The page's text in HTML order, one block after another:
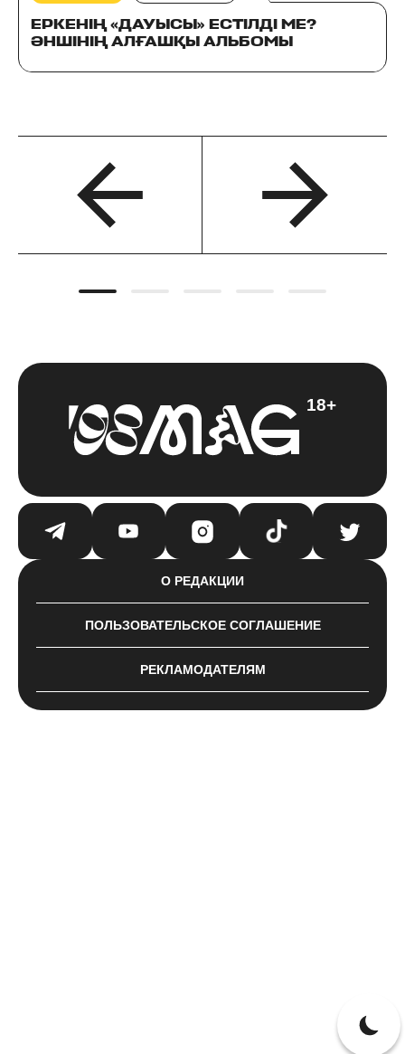
ЕРКЕНІҢ «ДАУЫСЫ» ЕСТІЛДІ МЕ?
ӘНШІНІҢ АЛҒАШҚЫ АЛЬБОМЫ
18+
О РЕДАКЦИИ
ПОЛЬЗОВАТЕЛЬСКОЕ СОГЛАШЕНИЕ
РЕКЛАМОДАТЕЛЯМ